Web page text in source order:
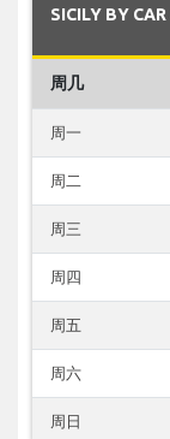
SICILY BY
周几
周一
周二
周三
周四
周五
周六
周日